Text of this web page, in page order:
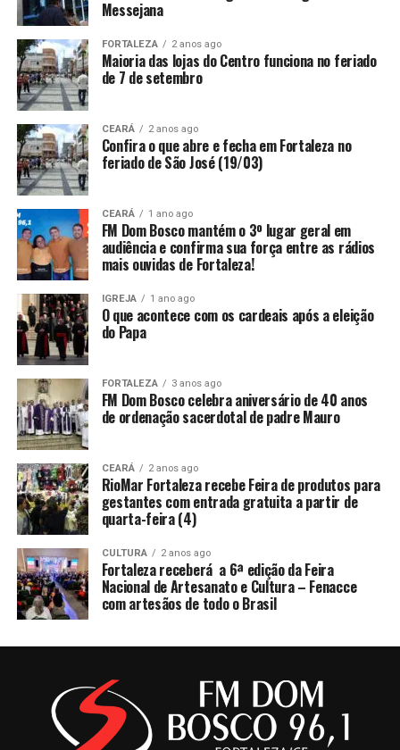
Messejana
FORTALEZA 2 anos ago
Maioria das lojas do Centro funciona no feriado
de 7 de setembro
CEARÁ 2 anos ago
Confira o que abre e fecha em Fortaleza no
feriado de São José (19/03)
CEARÁ 1 ano ago
FM Dom Bosco mantém o 3º lugar geral em
audiência e confirma sua força entre as rádios
mais ouvidas de Fortaleza!
IGREJA 1 ano ago
O que acontece com os cardeais após a eleição
do Papa
FORTALEZA 3 anos ago
FM Dom Bosco celebra aniversário de 40 anos
de ordenação sacerdotal de padre Mauro
CEARÁ 2 anos ago
RioMar Fortaleza recebe Feira de produtos para
gestantes com entrada gratuita a partir de
quarta-feira (4)
CULTURA 2 anos ago
Fortaleza receberá a 6ª edição da Feira
Nacional de Artesanato e Cultura – Fenacce
com artesãos de todo o Brasil